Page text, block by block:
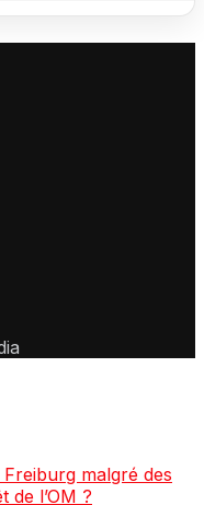
malgré des
de l’OM ?